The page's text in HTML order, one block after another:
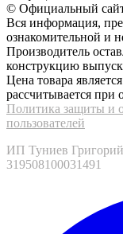
© Официальный
Вся информация,
ознакомительной и
Производитель
конструкцию
Цена товара
рассчитывается при
Политика защиты и
пользователей
ИП Туниев
319508100031491